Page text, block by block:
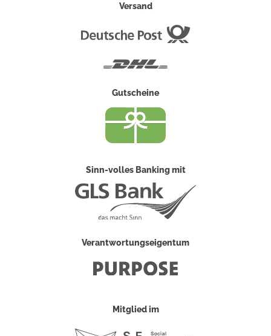
Versand
Gutscheine
Sinn-volles Banking mit
Verantwortungseigentum
Mitglied im